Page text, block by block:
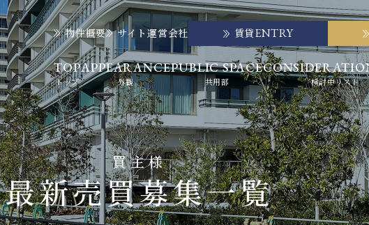
物件概要 サイト運営会社 賃貸ENTRY
TOP
トップ
APPEARANCE
外観
PUBLIC SPACE
共用部 検討中リスト
買主様
最新売買募集一覧